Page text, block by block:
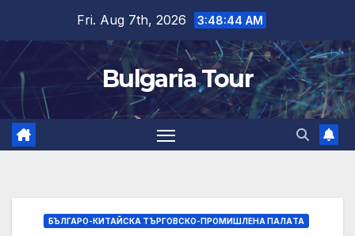
content
Fri. Aug 7th, 2026 3:48:44 AM
Bulgaria Tour
БЪЛГАРО-КИТАЙСКА ТЪРГОВСКО-ПРОМИШЛЕНА ПАЛAТА